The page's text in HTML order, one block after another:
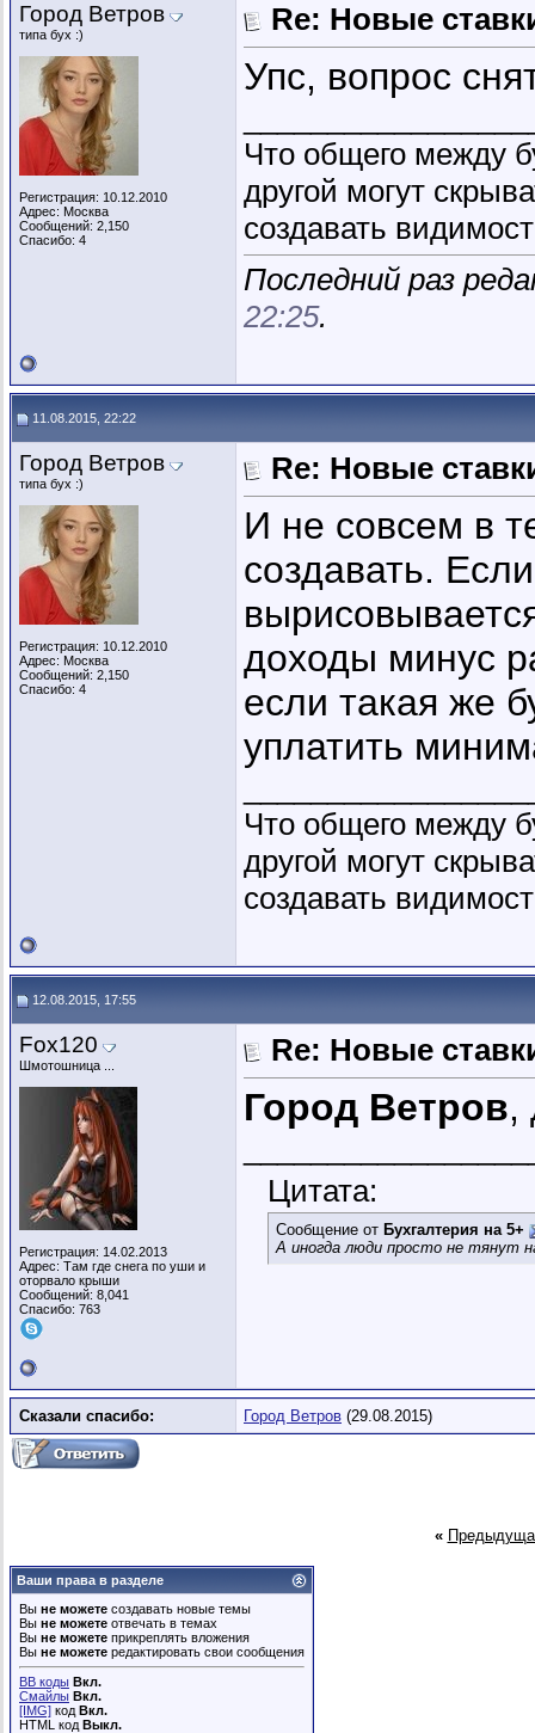
Город Ветров
типа бух :)
Регистрация: 10.12.2010
Адрес: Москва
Сообщений: 2,150
Спасибо: 4
Re: Новые
Упс, вопрос
Что общего между
другой могут
создавать
Последний раз
22:25.
11.08.2015, 22:22
Город Ветров
типа бух :)
Регистрация: 10.12.2010
Адрес: Москва
Сообщений: 2,150
Спасибо: 4
Re: Новые
И не совсем в
создавать.
доходы минус
если такая же
уплатить
Что общего между
другой могут
создавать
12.08.2015, 17:55
Fox120
Шмотошница ...
Регистрация: 14.02.2013
Адрес: Там где снега по уши и
оторвало крыши
Сообщений: 8,041
Спасибо: 763
Re: Новые
Город Ветров,
Цитата:
Сообщение от Бухгалтерия на 5+
А иногда люди просто не тянут
Сказали спасибо: Город Ветров (29.08.2015)
«
Ваши права в разделе
Вы не можете создавать новые темы
Вы не можете отвечать в темах
Вы не можете прикреплять вложения
Вы не можете редактировать свои сообщения
BB коды Вкл.
Смайлы Вкл.
[IMG] код Вкл.
HTML код Выкл.